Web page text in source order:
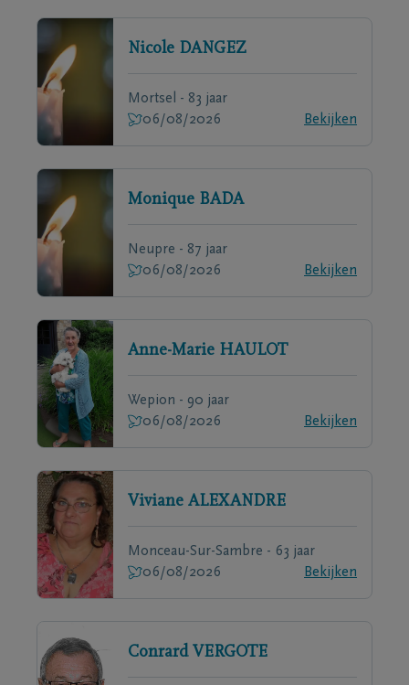
Nicole DANGEZ
Mortsel - 83 jaar
06/08/2026
Bekijken
Monique BADA
Neupre - 87 jaar
06/08/2026
Bekijken
Anne-Marie HAULOT
Wepion - 90 jaar
06/08/2026
Bekijken
Viviane ALEXANDRE
Monceau-Sur-Sambre - 63 jaar
06/08/2026
Bekijken
Conrard VERGOTE